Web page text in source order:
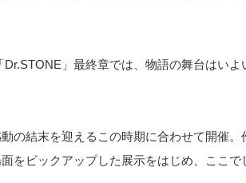
」最終章では、物語の舞台はいよ
の結末を迎えるこの時期に合わせて開催
面をピックアップした展示をはじめ、ここ